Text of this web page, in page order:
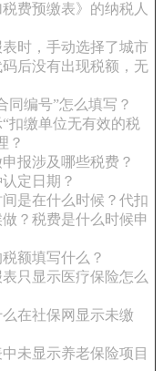
费预缴表》的纳税人
时，手动选择了城市
后没有出现税额，无
同编号”怎么填写？
扣缴单位无有效的税
？
报涉及哪些税费？
定日期？
是在什么时候？代扣
？税费是什么时候申
额填写什么？
只显示医疗保险怎么
在社保网显示未缴
未显示养老保险项目